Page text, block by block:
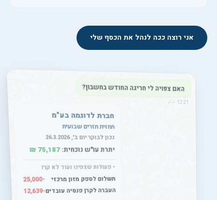
אני רוצה ככה לנהל את הכסף שלי
האם צפויה לי חריגה החודש בחשבון?
12:21 ✓✓
חברת לדוגמה בע"מ
תחזית תזרים שבועית
נכון לבוקר יום ב׳, 26.3.2026
יתרת עו"ש נוכחית:75,187 ₪
• פעולות שצפינו ועוד לא קרו
תשלום לספק מזון מרכזי -25,000
העברה לקרן פנסיה עובדים-12,639